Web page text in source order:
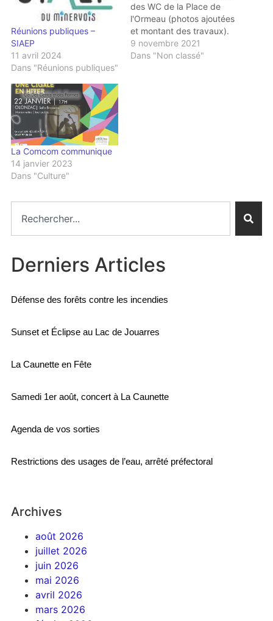
Réunions publiques –
SIAEP
11 avril 2024
Dans "Réunions publiques"
des WC de la Place de
l'Ormeau (photos ajoutées
et montant des travaux).
Cliquez ici. 2 - Journées
scientifiques en Minervois,
9 novembre 2021
Dans "Non classé"
La Comcom communique
14 janvier 2023
Dans "Culture"
Derniers Articles
Défense des forêts contre les incendies
Sunset et Éclipse au Lac de Jouarres
La Caunette en Fête
Samedi 1er août, concert à La Caunette
Agenda de vos sorties
Restrictions des usages de l’eau, arrêté préfectoral
Archives
août 2026
juillet 2026
juin 2026
mai 2026
avril 2026
mars 2026